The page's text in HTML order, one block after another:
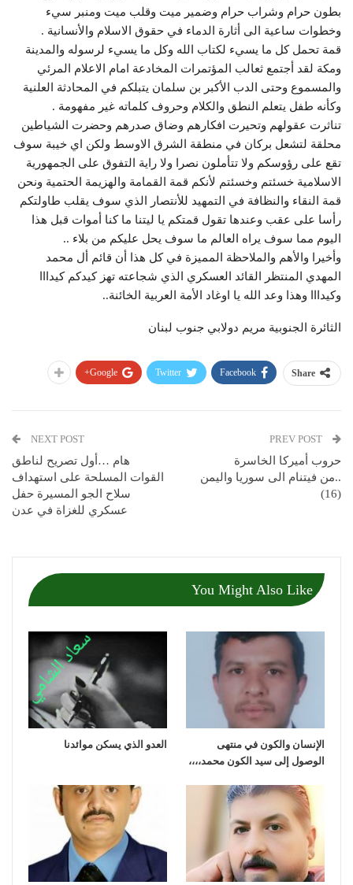
بطون حرام وشراب حرام وضمير ميت وقلب ميت ومنبر سيء
وخطوات ساعية الى أثارة الدماء في حقوق الاسلام والأنسانية .
قمة تحمل كل ما يسيء لكتاب الله وكل ما يسيء لرسوله والمدينة
ومكة لقد أجتمع ثعالب المؤتمرات المخادعة امام الاعلام المرئي
والمسموع وحتى الدب الأكبر بن سلمان يتبلكم في المحادثة العلنية
وكأنه طفل يتعلم النطق والكلام وحروف كلماته غير مفهومة .
تناثرت عقولهم وتحيرت افكارهم وضاق صدرهم وحضرت الشياطين
محلقة لتشعل بركان في منطقة الشرق الاوسط ولكن اي خيبة سوف
تقع على رؤوسكم ولا تتأملون نصرا ولا راية التفوق على الجمهورية
الاسلامية خسئتم وخسئتم لأنكم قمة القمامة والهزيمة الحتمية ونحن
قمة النقاء والنظافة في التمهيد للأنتصار الذي سوف يقلب طاولتكم
رأسا على عقب وعندها تقول قمتكم يا ليتنا ما كنا أموات قبل هذا
اليوم مما سوف يراه العالم ما سوف يحل عليكم من بلاء ..
وأخيرا والأهم والملاحظة المميزة في كل هذا أن قائم أل محمد
المهدي المنتظر القائد العسكري الذي شجاعته تهز كيدكم كيدااا
وكيدااا وهذا وعد الله يا اوغاد الأمة العربية الخائنة..
الثائرة الجنوبية مريم دولابي جنوب لبنان
Share
Facebook
Twitter
Google+
حروب أميركا الخاسرة
..من فيتنام الى سوريا واليمن
(16)
NEXT POST
هام …أول تصريح لناطق
القوات المسلحة على استهداف
سلاح الجو المسيرة حفل
عسكري للغزاة في عدن
You Might Also Like
الإنسان والكون في منتهى
الوصول إلى سيد الكون محمد،،،،
العدو الذي يسكن موائدنا